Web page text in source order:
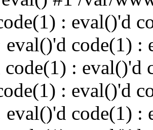
: eval()'d
eval()'d code(1) :
code(1) : eval()'d
: eval()'d
eval()'d code(1) :